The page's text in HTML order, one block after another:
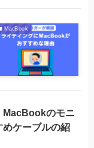
MacBook
MacBookのモニ
めケーブルの紹